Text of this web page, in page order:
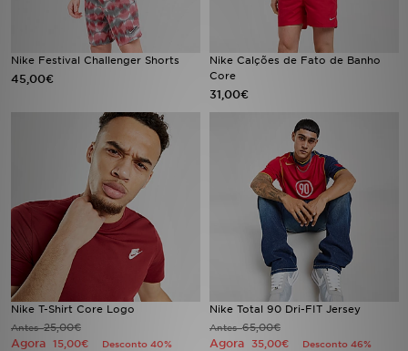
Nike Festival Challenger Shorts
45,00€
Nike Calções de Fato de Banho
Core
31,00€
Nike T-Shirt Core Logo
Antes25,00€
Agora 15,00€ Desconto 40%
Nike Total 90 Dri-FIT Jersey
Antes65,00€
Agora 35,00€ Desconto 46%